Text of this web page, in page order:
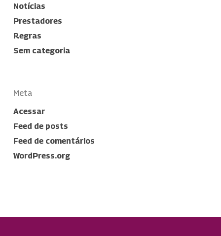
Notícias
Prestadores
Regras
Sem categoria
Meta
Acessar
Feed de posts
Feed de comentários
WordPress.org